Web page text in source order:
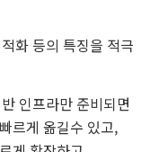
화 등의 특징을 적극
인프라만 준비되면
르게 옮길수 있고,